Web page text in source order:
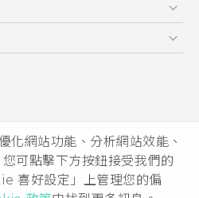
網站功能、分析網站效能、
可點擊下方按鈕接受我們的
喜好設定」上管理您的偏